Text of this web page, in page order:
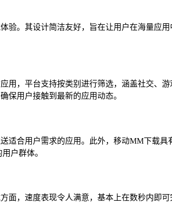
。其设计简洁友好，旨在让用户在海量应用
，平台支持按类别进行筛选，涵盖社交、游
保用户接触到最新的应用动态。
合用户需求的应用。此外，移动MM下载具
户群体。
，速度表现令人满意，基本上在数秒内即可